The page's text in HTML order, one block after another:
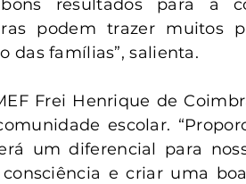
resultados para a
podem trazer muitos
das famílias”, salienta.
Frei Henrique de
escolar.
um diferencial para
e criar uma